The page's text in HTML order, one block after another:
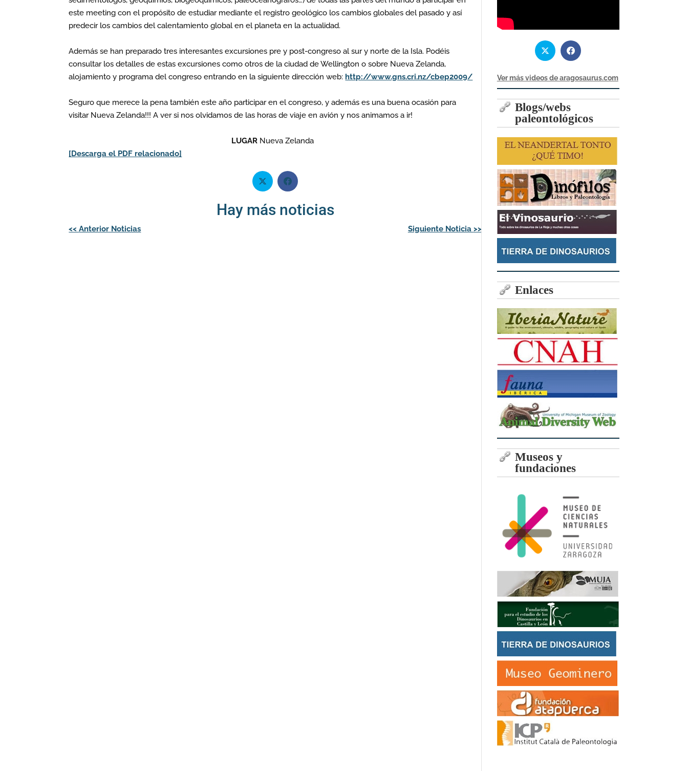
este meeting con el propósito de estudiar mediante el registro geológico los cambios globales del pasado y así
predecir los cambios del calentamiento global en el planeta en la actualidad.
Además se han preparado tres interesantes excursiones pre y post-congreso al sur y norte de la Isla. Podéis
consultar los detalles de estas excursiones como otros de la ciudad de Wellington o sobre Nueva Zelanda,
alojamiento y programa del congreso entrando en la siguiente dirección web: http://www.gns.cri.nz/cbep2009/
Seguro que merece la pena también este año participar en el congreso, y además es una buena ocasión para
visitar Nueva Zelanda!!! A ver si nos olvidamos de las horas de viaje en avión y nos animamos a ir!
LUGAR Nueva Zelanda
[Descarga el PDF relacionado]
Hay más noticias
Navegación
<<Anterior Noticias Siguiente Noticia >>
Ver más videos de aragosaurus.com
Blogs/webs
paleontológicos
Enlaces
Museos y
fundaciones